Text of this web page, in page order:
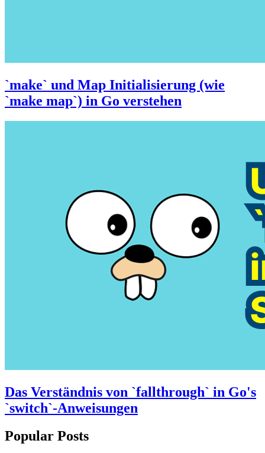
`make` und Map Initialisierung (wie
`make map`) in Go verstehen
Das Verständnis von `fallthrough` in Go's
`switch`-Anweisungen
Popular Posts